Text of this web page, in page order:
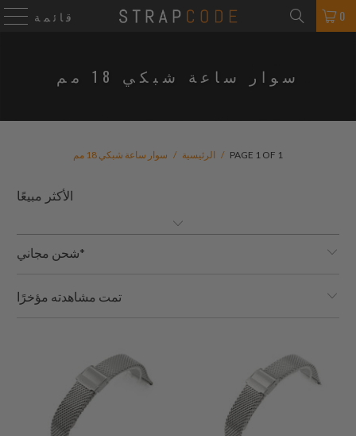
قائمة 0
سوار ساعة شبكي 18 مم
الرئيسية / سوار ساعة شبكي 18 مم / PAGE 1 OF 1
شحن مجاني*
تمت مشاهدته مؤخرًا